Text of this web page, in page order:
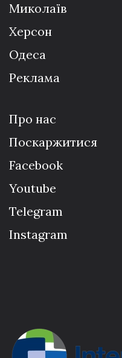
Миколаїв
Херсон
Одеса
Реклама
Про нас
Поскаржитися
Facebook
Youtube
Telegram
Instagram